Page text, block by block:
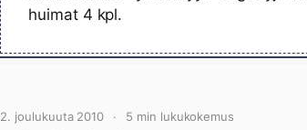
huimat 4 kpl.
2. joulukuuta 2010 5 min lukukokemus